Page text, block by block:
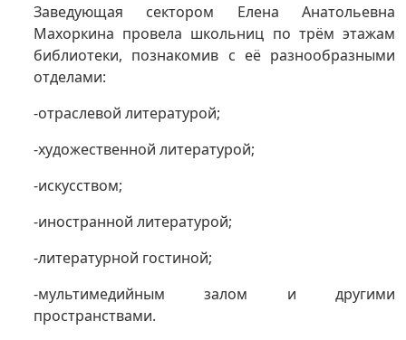
Заведующая сектором Елена Анатольевна
Махоркина провела школьниц по трём этажам
библиотеки, познакомив с её разнообразными
отделами:
-отраслевой литературой;
-художественной литературой;
-искусством;
-иностранной литературой;
-литературной гостиной;
-мультимедийным залом и другими
пространствами.